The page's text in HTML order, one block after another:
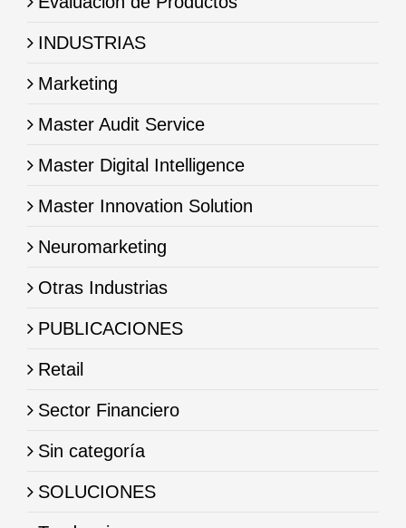
INDUSTRIAS
Marketing
Master Audit Service
Master Digital Intelligence
Master Innovation Solution
Neuromarketing
Otras Industrias
PUBLICACIONES
Retail
Sector Financiero
Sin categoría
SOLUCIONES